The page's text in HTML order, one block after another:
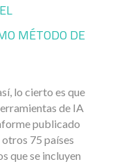
MÉTODO DE
lo cierto es que
de IA
publicado
75 países
que se incluyen